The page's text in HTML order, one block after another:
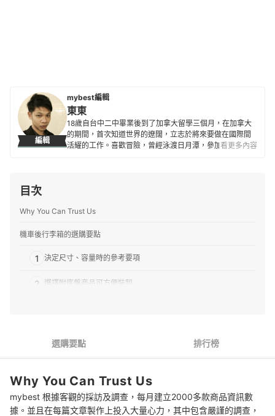
編輯
mybest編輯
東東
18歲自台中二中畢業後到了加拿大留學三個月，在加拿大
的期間，首次知道世界的遼闊，立志於將來要做在國際間
活耀的工作。喜歡冒險，曾經泳渡日月潭，參加蘭嶼馬拉
看更多內容
目次
Why You Can Trust Us
機車後行李箱的選購要點
1 決定尺寸、容量時的參考要項
2 選擇附底盤商品可方便裝卸
選購機車後行李箱的常見問題
後箱是否會影響騎乘感受？
安裝後油耗是否會有差異？
選購要點 排行榜
Why You Can Trust Us
mybest 根據客觀的採訪及調查，每月建立2000多款商品資訊數
據。並且在每篇文章製作上投入大量心力，其中包含嚴謹的調查，